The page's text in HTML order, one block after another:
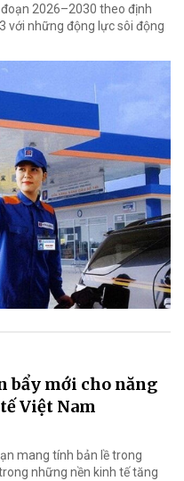
2026–2030 theo định
với những động lực sôi động
bẩy mới cho năng
Việt Nam
mang tính bản lề trong
những nền kinh tế tăng